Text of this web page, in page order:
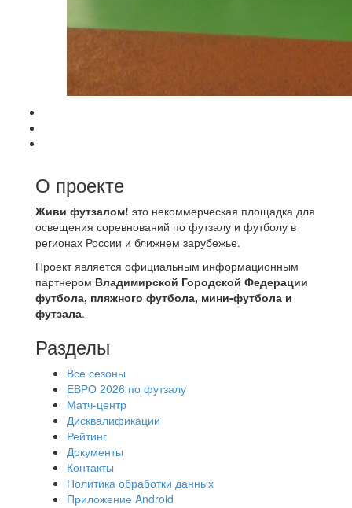
О проекте
Живи футзалом! это некоммерческая площадка для
освещения соревнований по футзалу и футболу в
регионах России и ближнем зарубежье.
Проект является официальным информационным
партнером Владимирской Городской Федерации
футбола, пляжного футбола, мини-футбола и
футзала.
Разделы
Все сезоны
ЕВРО 2026 по футзалу
Матч-центр
Дисквалификации
Рейтинг
Документы
Контакты
Политика обработки данных
Приложение Android